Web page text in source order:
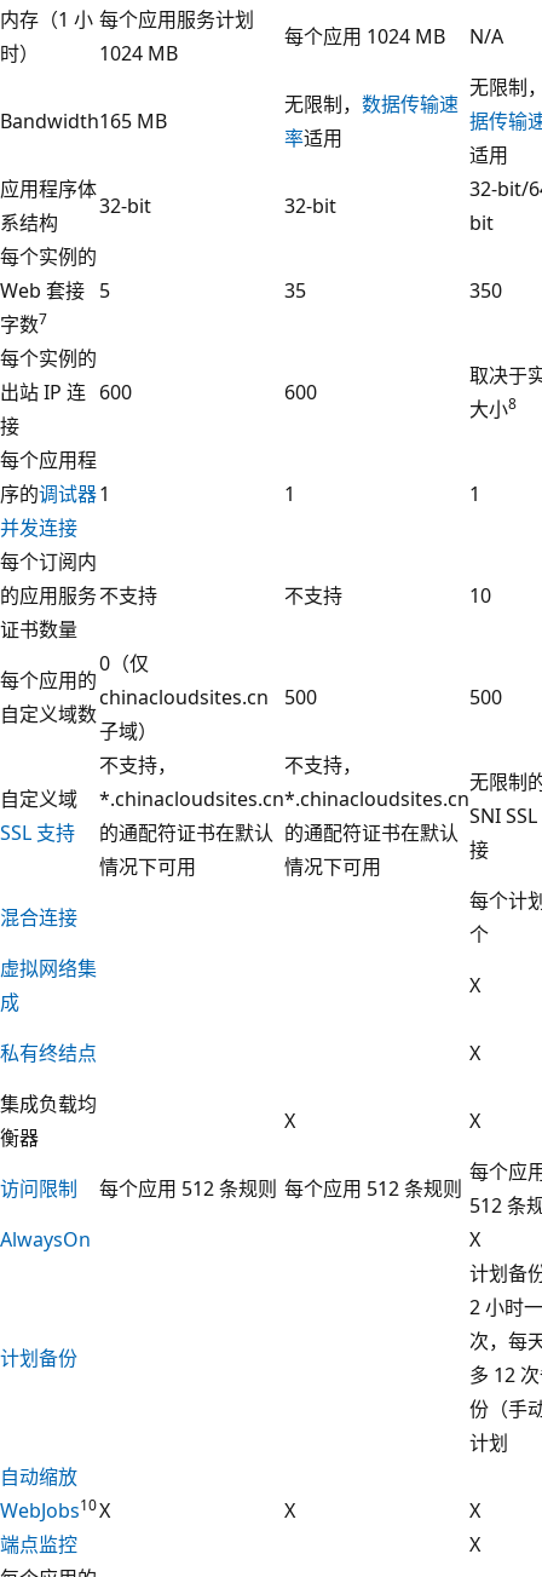
内存（1 小
时）
每个应用服务计划
1024 MB
每个应用 1024 MB N/A
Bandwidth165 MB
无限制， 数据传输速
率适用
无限制
据传输
适用
应用程序体
系结构
32-bit 32-bit
32-bit/
bit
每个实例的
Web 套接
字数7
5 35 350
每个实例的
出站 IP 连
接
600 600
取决于
大小8
每个应用程
序的调试器
并发连接
1 1 1
每个订阅内
的应用服务
证书数量
不支持 不支持 10
每个应用的
自定义域数
0（仅
chinacloudsites.cn
子域）
500 500
自定义域
SSL 支持
不支持，
*.chinacloudsites.cn
的通配符证书在默认
情况下可用
不支持，
*.chinacloudsites.cn
的通配符证书在默认
情况下可用
无限制
SNI
接
混合连接
每个计
个
虚拟网络集
成
X
私有终结点
X
集成负载均
衡器
X X
访问限制 每个应用 512 条规则 每个应用 512 条规则
每个应
512 条
AlwaysOn
X
计划备份
计划备
2 小时一
次，每
多 12
份（手
计划
自动缩放
WebJobs10X X
X
端点监控
X